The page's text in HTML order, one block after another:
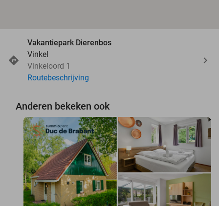
Vakantiepark Dierenbos
Vinkel
Vinkeloord 1
Routebeschrijving
Anderen bekeken ook